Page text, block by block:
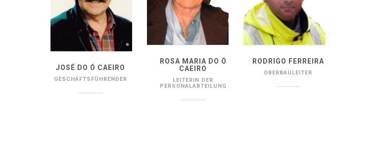
JOSÉ DO Ó CAEIRO
GESCHÄFTSFÜHRENDER
ROSA MARIA DO Ó
CAEIRO
LEITERIN DER
PERSONALABTEILUNG
RODRIGO FERREIRA
OBERBAULEITER